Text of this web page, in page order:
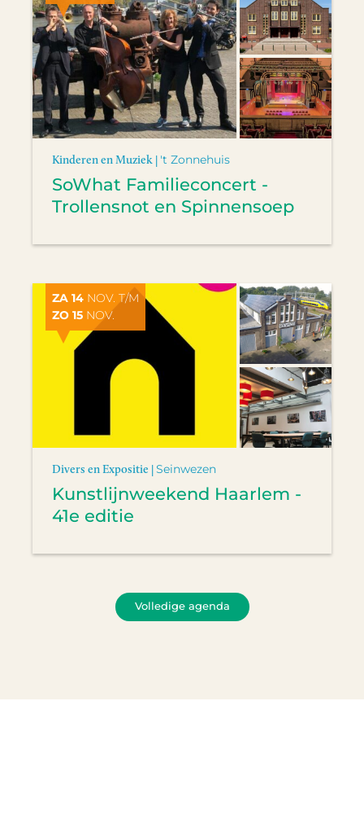
Kinderen en Muziek | 't Zonnehuis
SoWhat Familieconcert -
Trollensnot en Spinnensoep
ZA 14 NOV. T/M
ZO 15 NOV.
Divers en Expositie |Seinwezen
Kunstlijnweekend Haarlem -
41e editie
Volledige agenda